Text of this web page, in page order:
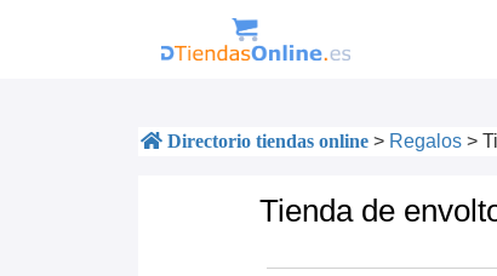
Directorio tiendas online > Regalos >
Tienda de